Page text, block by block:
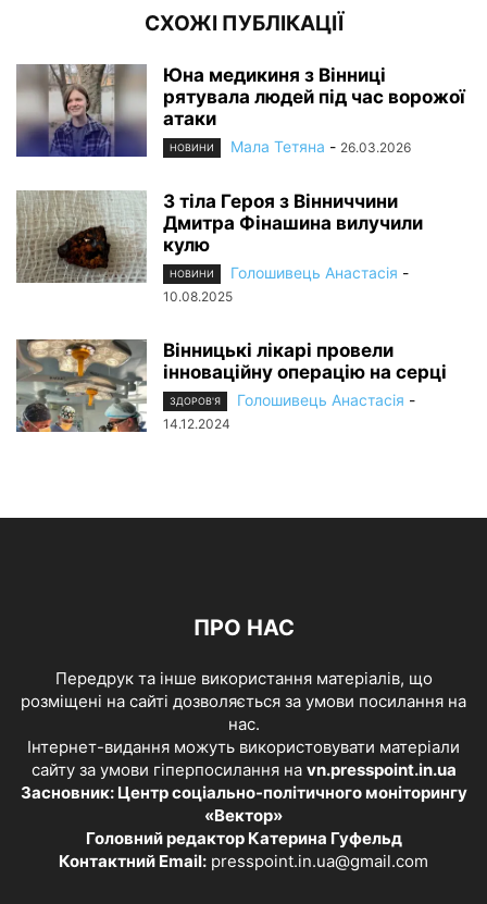
СХОЖІ ПУБЛІКАЦІЇ
Юна медикиня з Вінниці
рятувала людей під час ворожої
атаки
НОВИНИ Мала Тетяна - 26.03.2026
З тіла Героя з Вінниччини
Дмитра Фінашина вилучили
кулю
НОВИНИ Голошивець Анастасія -
10.08.2025
Вінницькі лікарі провели
інноваційну операцію на серці
ЗДОРОВ'Я Голошивець Анастасія -
14.12.2024
ПРО НАС
Передрук та інше використання матеріалів, що
розміщені на сайті дозволяється за умови посилання на
нас.
Інтернет-видання можуть використовувати матеріали
сайту за умови гіперпосилання на vn.presspoint.in.ua
Засновник: Центр соціально-політичного моніторингу
«Вектор»
Головний редактор Катерина Гуфельд
Контактний Email: presspoint.in.ua@gmail.com